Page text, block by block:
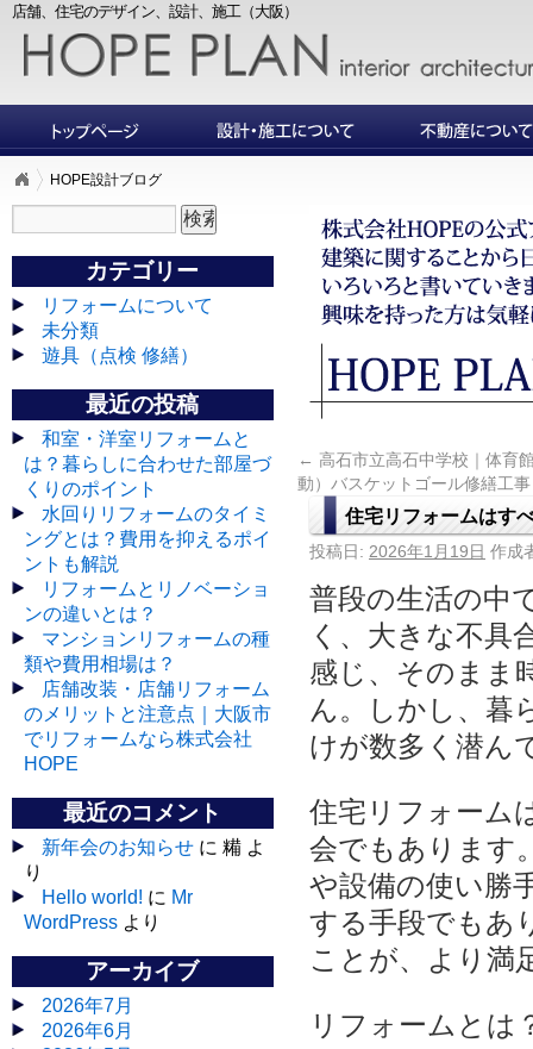
店舗、住宅のデザイン、設計、施工（大阪）
HOPE設計ブログ
カテゴリー
リフォームについて
未分類
遊具（点検 修繕）
最近の投稿
和室・洋室リフォームと
は？暮らしに合わせた部屋づ
くりのポイント
水回りリフォームのタイミ
ングとは？費用を抑えるポイ
ントも解説
リフォームとリノベーショ
ンの違いとは？
マンションリフォームの種
類や費用相場は？
店舗改装・店舗リフォーム
のメリットと注意点｜大阪市
でリフォームなら株式会社
HOPE
最近のコメント
新年会のお知らせ に 糒 よ
り
Hello world! に Mr
WordPress より
アーカイブ
2026年7月
2026年6月
← 高石市立高石中学校｜体育
動）バスケットゴール修繕工事
住宅リフォームはす
投稿日: 2026年1月19日 作成
普段の生活の中
く、大きな不具
感じ、そのまま
ん。しかし、暮
けが数多く潜ん
住宅リフォーム
会でもあります
や設備の使い勝
する手段でもあ
ことが、より満
リフォームとは